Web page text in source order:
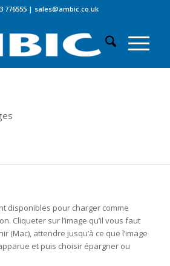
776555| sales@ambic.co.uk
disponibles pour charger comme
Cliqueter sur l’image qu’il vous faut
(Mac), attendre jusqu’à ce que l’image
et puis choisir épargner ou